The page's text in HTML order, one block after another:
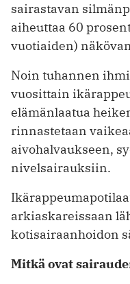
sairastavan
aiheuttaa 60
vuotiaiden)
Noin tuhannen
vuosittain
elämänlaatua
rinnastetaan
aivohalvaukseen,
nivelsairauksiin.
arkiaskareissaan
kotisairaanhoidon
Mitkä ovat